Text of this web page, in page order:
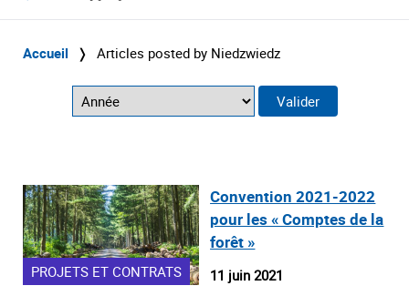
Accueil ❭ Articles posted by Niedzwiedz
PROJETS ET CONTRATS
Convention 2021-2022
pour les « Comptes de la
forêt »
11 juin 2021